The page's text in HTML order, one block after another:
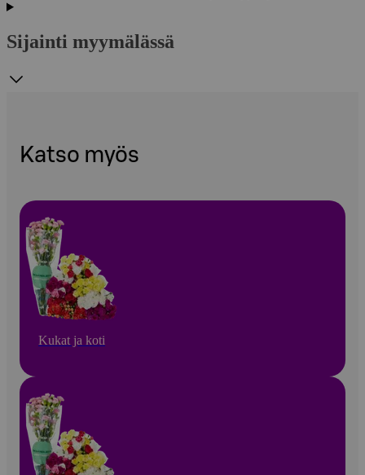
Sijainti myymälässä
Katso myös
Kukat ja koti